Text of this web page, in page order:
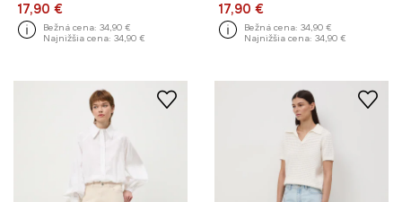
17,90 €
Bežná cena: 34,90 €
Najnižšia cena: 34,90 €
17,90 €
Bežná cena: 34,90 €
Najnižšia cena: 34,90 €